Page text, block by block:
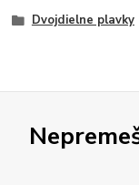
Dvojdielne plavky